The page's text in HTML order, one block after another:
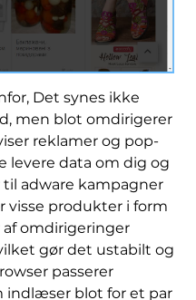
Det synes ikke
men blot omdirigerer
reklamer og pop-
levere data om dig og
adware kampagner
visse produkter i form
af omdirigeringer
gør det ustabilt og
passerer
blot for et par